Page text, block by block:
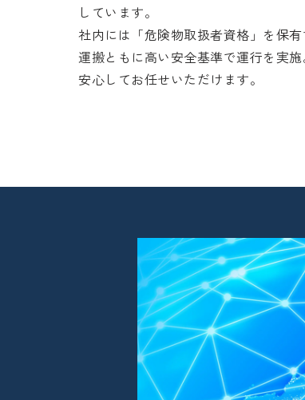
しています。
社内には「危険物取扱者資格」を保
運搬ともに高い安全基準で運行を実
安心してお任せいただけます。